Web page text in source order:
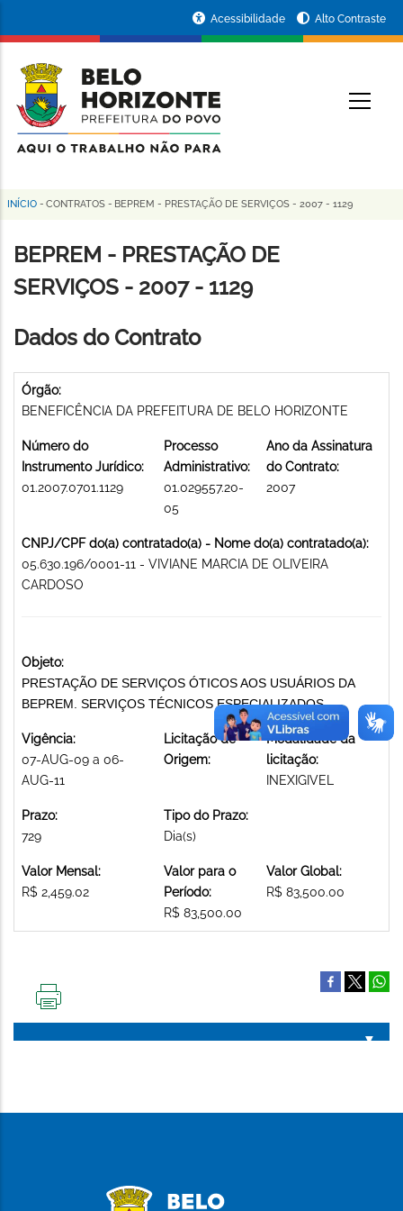
conteúdo
principal
da
Prefeitura
de
Horizonte
Acessibilidade Alto Contraste
Trilha
de
navegação
INÍCIO - CONTRATOS - BEPREM - PRESTAÇÃO DE SERVIÇOS - 2007 - 1129
BEPREM - PRESTAÇÃO DE
SERVIÇOS - 2007 - 1129
Dados do Contrato
Órgão:
BENEFICÊNCIA DA PREFEITURA DE BELO HORIZONTE
Número do
Instrumento Jurídico:
01.2007.0701.1129
Processo
Administrativo:
01.029557.20-
05
Ano da Assinatura
do Contrato:
2007
CNPJ/CPF do(a) contratado(a) - Nome do(a) contratado(a):
05.630.196/0001-11 - VIVIANE MARCIA DE OLIVEIRA
CARDOSO
Objeto:
PRESTAÇÃO DE SERVIÇOS ÓTICOS AOS USUÁRIOS DA
BEPREM. SERVIÇOS TÉCNICOS ESPECIALIZADOS
Vigência:
07-AUG-09 a 06-
AUG-11
Licitação de
Origem:
Modalidade da
licitação:
INEXIGIVEL
Prazo:
729
Tipo do Prazo:
Dia(s)
Valor Mensal:
R$ 2,459.02
Valor para o
Período:
R$ 83,500.00
Valor Global:
R$ 83,500.00
PÁGINA